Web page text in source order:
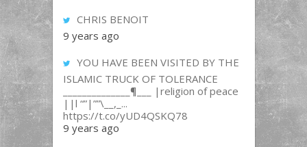
CHRIS BENOIT
9 years ago
YOU HAVE BEEN VISITED BY THE
ISLAMIC TRUCK OF TOLERANCE
______________¶___ |religion of peace
||l “”|””\__,_...
https://t.co/yUD4QSKQ78
9 years ago